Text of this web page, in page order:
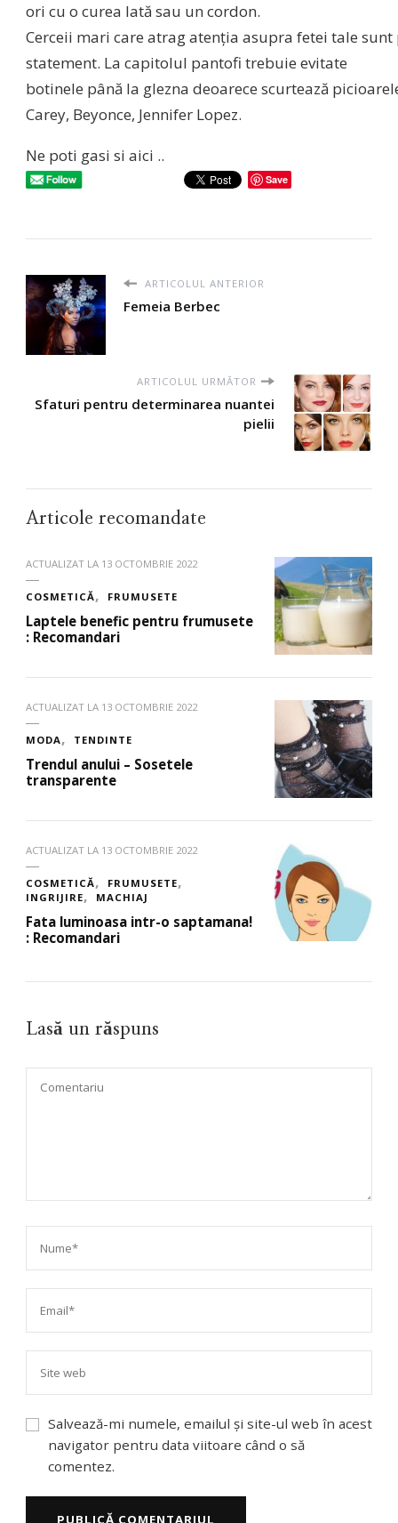
ori cu o curea lată sau un cordon.
Cerceii mari care atragatenţia asupra fetei tale sunt
statement. La capitolul pantofi trebuie evitate
botinele până la glezna deoarece scurtează
Carey, Beyonce, Jennifer Lopez.
Ne poti gasi si aici ..
Save
ARTICOLUL ANTERIOR
Femeia Berbec
ARTICOLUL URMĂTOR
Sfaturi pentru determinarea nuantei
pielii
Articole recomandate
ACTUALIZAT LA 13 OCTOMBRIE 2022
COSMETICĂ FRUMUSETE
Laptele benefic pentru frumusete
: Recomandari
ACTUALIZAT LA 13 OCTOMBRIE 2022
MODA TENDINTE
Trendul anului – Sosetele
transparente
ACTUALIZAT LA 13 OCTOMBRIE 2022
COSMETICĂ
FRUMUSETE
INGRIJIRE
MACHIAJ
Fata luminoasa intr-o saptamana!
: Recomandari
Lasă un răspuns
Salvează-mi numele, emailul și site-ul web în acest
navigator pentru data viitoare când o să
comentez.